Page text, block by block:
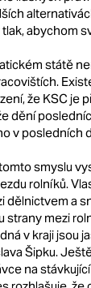
abychom
státě
že KSC je
dění
v posledních
smyslu
rolníků.
dělnictvem a
strany mezi
v kraji jsou
Šipku.
na